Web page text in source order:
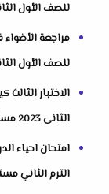
للصف الأول
مراجعة الأضواء
للصف الأول
الاختبار الثالث
الثانى 2023 مستر سمير جابر
امتحان احياء
الترم الثاني